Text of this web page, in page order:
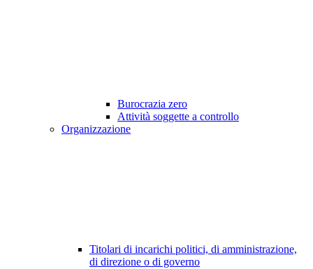
Burocrazia zero
Attività soggette a controllo
Organizzazione
Titolari di incarichi politici, di amministrazione,
di direzione o di governo